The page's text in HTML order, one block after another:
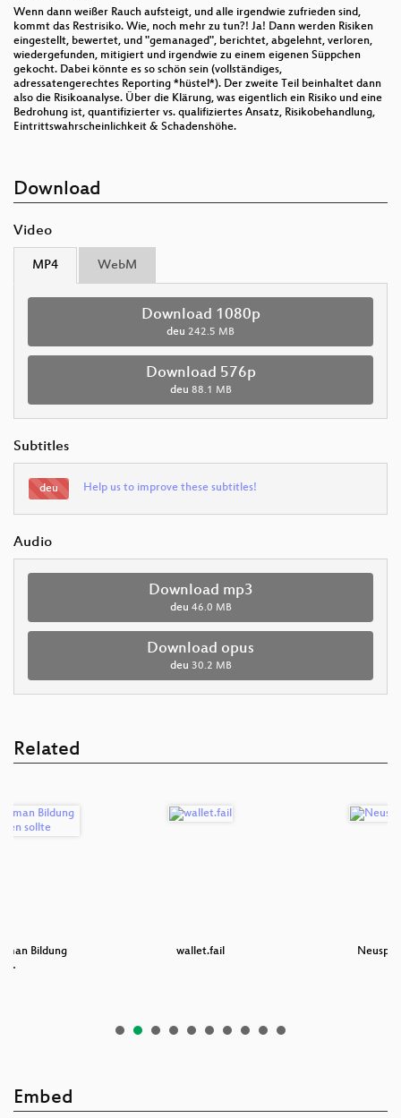
Wenn dann weißer Rauch aufsteigt, und alle irgendwie zufrieden sind,
kommt das Restrisiko. Wie, noch mehr zu tun?! Ja! Dann werden Risiken
eingestellt, bewertet, und "gemanaged", berichtet, abgelehnt, verloren,
wiedergefunden, mitigiert und irgendwie zu einem eigenen Süppchen
gekocht. Dabei könnte es so schön sein (vollständiges,
adressatengerechtes Reporting *hüstel*). Der zweite Teil beinhaltet dann
also die Risikoanalyse. Über die Klärung, was eigentlich ein Risiko und eine
Bedrohung ist, quantifizierter vs. qualifiziertes Ansatz, Risikobehandlung,
Eintrittswahrscheinlichkeit & Schadenshöhe.
Download
Video
MP4 WebM
Download 1080p
deu 242.5 MB
Download 576p
deu 88.1 MB
Subtitles
deu Help us to improve these subtitles!
Audio
Download mp3
deu 46.0 MB
Download opus
deu 30.2 MB
Related
man Bildung
wallet.fail
Embed